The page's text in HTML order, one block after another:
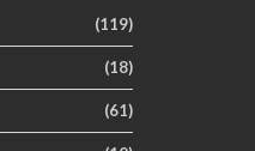
(119)
(18)
(61)